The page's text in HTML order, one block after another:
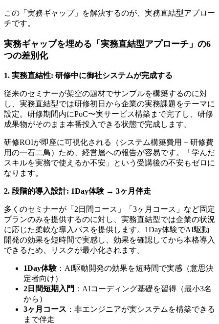
この「実務ギャップ」を解決するのが、実務直結型アプロー
チです。
実務ギャップを埋める「実務直結型アプローチ」の6
つの差別化
1. 実務直結性: 研修中に御社システムが完成する
従来のセミナーが架空の題材でサンプルを構築するのに対
し、実務直結型では研修初日から企業の実務課題をテーマに
設定。研修期間内にPoC〜実サービス構築まで完了し、研修
成果物がそのまま本番投入できる状態で完成します。
研修ROIが即座に可視化される（システム構築費用 + 研修費
用の一石二鳥）ため、経営層への報告が容易です。「学んだ
スキルを実務で使えるか不安」という受講後の不安もゼロに
なります。
2. 段階的導入設計: 1Day体験 → 3ヶ月伴走
多くのセミナーが「2日間コース」「3ヶ月コース」など固定
プランのみを提供するのに対し、実務直結型では企業の状況
に応じた柔軟な導入パスを提供します。1Day体験でAI駆動
開発の効果を短時間で実感し、効果を確認してから本格導入
できるため、リスクが最小化されます。
1Day体験：AI駆動開発の効果を短時間で実感（意思決
定者向け）
2日間短期入門 ：AIコーディング基礎を習得（最小3名
から）
3ヶ月コース ：非エンジニアが実システムを構築できる
まで伴走